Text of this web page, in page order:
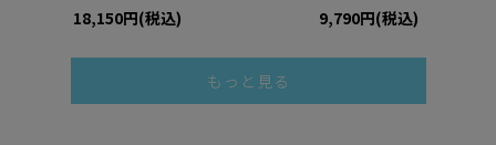
18,150円(税込)
9,790円(税込)
もっと見る